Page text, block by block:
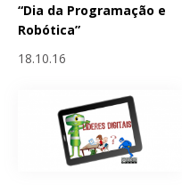
“Dia da Programação e
Robótica”
18.10.16